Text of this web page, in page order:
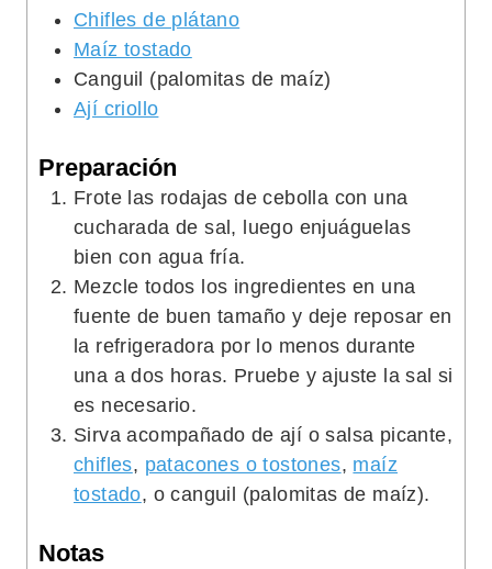
Chifles de plátano
Maíz tostado
Canguil (palomitas de maíz)
Ají criollo
Preparación
Frote las rodajas de cebolla con una
cucharada de sal, luego enjuáguelas
bien con agua fría.
Mezcle todos los ingredientes en una
fuente de buen tamaño y deje reposar en
la refrigeradora por lo menos durante
una a dos horas. Pruebe y ajuste la sal si
es necesario.
Sirva acompañado de ají o salsa picante,
chifles, patacones o tostones, maíz
tostado, o canguil (palomitas de maíz).
Notas